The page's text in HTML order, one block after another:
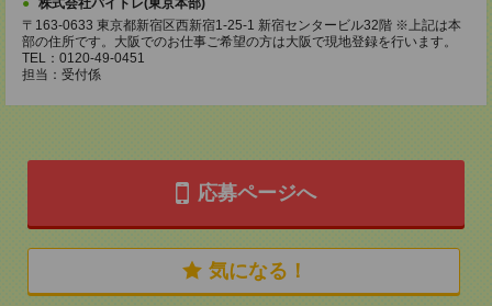
株式会社バイトレ(東京本部)
〒163-0633 東京都新宿区西新宿1-25-1 新宿センタービル32階 ※上記は本
部の住所です。大阪でのお仕事ご希望の方は大阪で現地登録を行います。
TEL：0120-49-0451
担当：受付係
応募ページへ
気になる！